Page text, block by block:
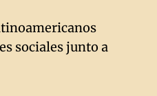
sociales junto a